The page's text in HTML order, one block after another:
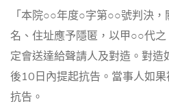
「本院○○年度○字第○○號判決
名、住址應予隱匿，以甲○○代
定會送達給聲請人及對造。對
後10日內提起抗告。當事人如
抗告。